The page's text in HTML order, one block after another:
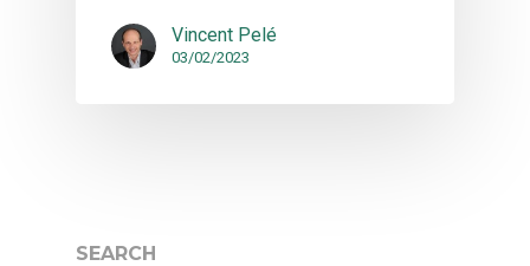
Vincent Pelé
03/02/2023
SEARCH